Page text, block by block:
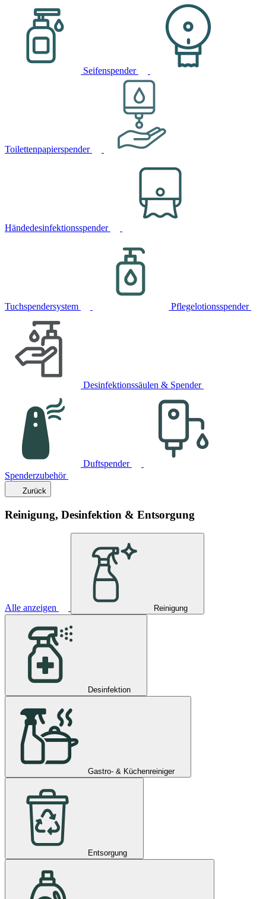
Seifenspender
Toilettenpapierspender
Händedesinfektionsspender
Tuchspendersystem Pflegelotionsspender
Desinfektionssäulen & Spender
Duftspender
Spenderzubehör
Zurück
Reinigung, Desinfektion & Entsorgung
Alle anzeigen Reinigung
Desinfektion
Gastro- & Küchenreiniger
Entsorgung